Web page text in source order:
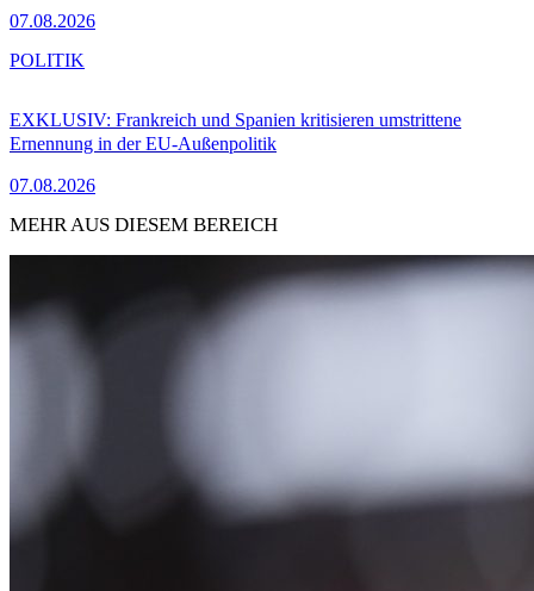
07.08.2026
EXKLUSIV: Frankreich und Spanien kritisieren umstrittene
Ernennung in der EU-Außenpolitik
07.08.2026
POLITIK
MEHR AUS DIESEM BEREICH